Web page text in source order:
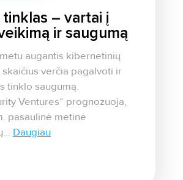
– vartai į
ir saugumą
augantis kibernetinių
verčia pagalvoti ir
tinklo saugumą.
Ventures“ prognozuoja,
pasaulinė metinė
Daugiau